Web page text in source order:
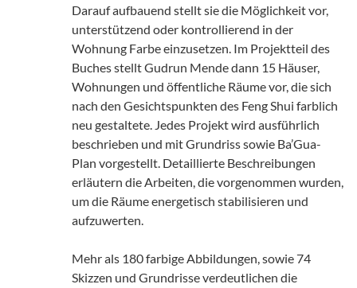
Darauf aufbauend stellt sie die Möglichkeit vor,
unterstützend oder kontrollierend in der
Wohnung Farbe einzusetzen. Im Projektteil des
Buches stellt Gudrun Mende dann 15 Häuser,
Wohnungen und öffentliche Räume vor, die sich
nach den Gesichtspunkten des Feng Shui farblich
neu gestaltete. Jedes Projekt wird ausführlich
beschrieben und mit Grundriss sowie Ba’Gua-
Plan vorgestellt. Detaillierte Beschreibungen
erläutern die Arbeiten, die vorgenommen wurden,
um die Räume energetisch stabilisieren und
aufzuwerten.
Mehr als 180 farbige Abbildungen, sowie 74
Skizzen und Grundrisse verdeutlichen die